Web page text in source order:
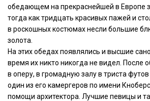
обедающем на прекраснейшей в Европе
тогда как тридцать красивых пажей и
в роскошных костюмах несли большие
золота.
На этих обедах появлялись и высшие
время их никто никогда не видел. После
в оперу, в громадную залу в триста
один из его камергеров по имени
помощи архитектора. Лучшие певицы и